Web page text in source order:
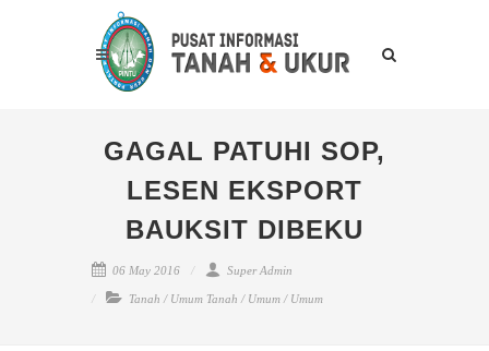
GAGAL PATUHI SOP,
LESEN EKSPORT
BAUKSIT DIBEKU
06 May 2016 Super Admin
Tanah / Umum Tanah / Umum / Umum